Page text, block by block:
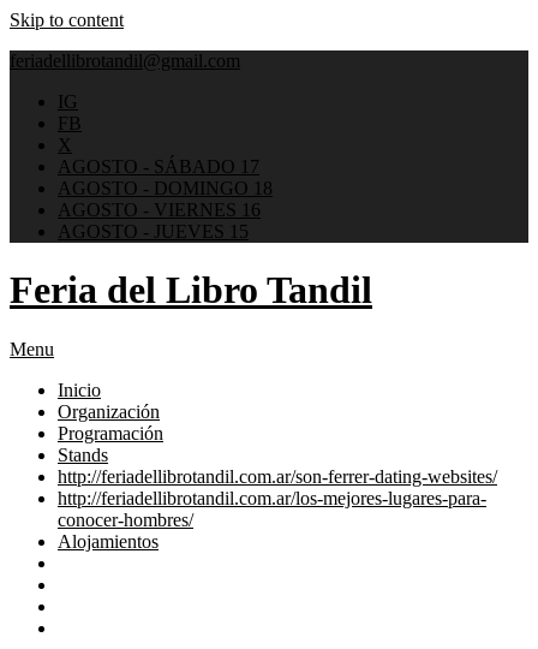
Skip to content
feriadellibrotandil@gmail.com
IG
FB
X
AGOSTO - SÁBADO 17
AGOSTO - DOMINGO 18
AGOSTO - VIERNES 16
AGOSTO - JUEVES 15
Feria del Libro Tandil
Menu
Inicio
Organización
Programación
Stands
http://feriadellibrotandil.com.ar/son-ferrer-dating-websites/
http://feriadellibrotandil.com.ar/los-mejores-lugares-para-
conocer-hombres/
Alojamientos